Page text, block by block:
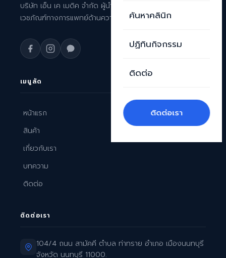
ค้นหาคลินิก
ปฏิทินกิจกรรม
ติดต่อ
ติดต่อเรา
บริษัท เอ็น เค เมดิค จำกัด ผู้นำเข้าและจัดจำหน่าย
เวชภัณฑ์ทางการแพทย์ด้านความงามระดับพรีเมียม
เมนูลัด
หน้าแรก
สินค้า
เกี่ยวกับเรา
บทความ
ติดต่อ
ติดต่อเรา
104/4 ถนน สามัคคี ตำบล ท่าทราย อำเภอ เมืองนนทบุรี
จังหวัด นนทบุรี 11000.